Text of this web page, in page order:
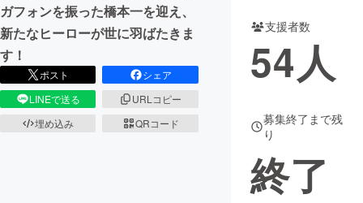
ガフォンを振った橋本一を迎え、
新たなヒーローが世に羽ばたきま
す！
ポスト
シェア
LINEで送る
URLコピー
埋め込み
QRコード
支援者数
54人
募集終了まで残
り
終了